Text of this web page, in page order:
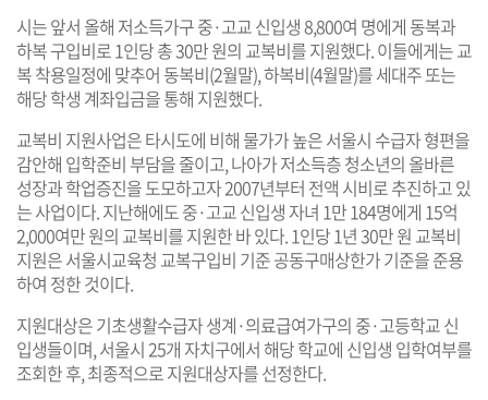
시는 앞서 올해 저소득가구 중·고교 신입생 8,800여 명에게 동복과
하복 구입비로 1인당 총 30만 원의 교복비를 지원했다. 이들에게는 교
복 착용일정에 맞추어 동복비(2월말), 하복비(4월말)를 세대주 또는
해당 학생 계좌입금을 통해 지원했다.
교복비 지원사업은 타시도에 비해 물가가 높은 서울시 수급자 형편을
감안해 입학준비 부담을 줄이고, 나아가 저소득층 청소년의 올바른
성장과 학업증진을 도모하고자 2007년부터 전액 시비로 추진하고 있
는 사업이다. 지난해에도 중·고교 신입생 자녀 1만 184명에게 15억
2,000여만 원의 교복비를 지원한 바 있다. 1인당 1년 30만 원 교복비
지원은 서울시교육청 교복구입비 기준 공동구매상한가 기준을 준용
하여 정한 것이다.
지원대상은 기초생활수급자 생계·의료급여가구의 중·고등학교 신
입생들이며, 서울시 25개 자치구에서 해당 학교에 신입생 입학여부를
조회한 후, 최종적으로 지원대상자를 선정한다.